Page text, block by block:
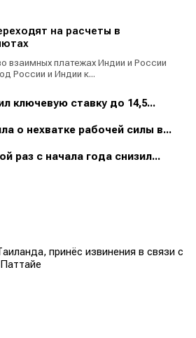
на расчеты в
взаимных платежах Индии и России
России и Индии к...
ключевую ставку до 14,5...
о нехватке рабочей силы в...
раз с начала года снизил...